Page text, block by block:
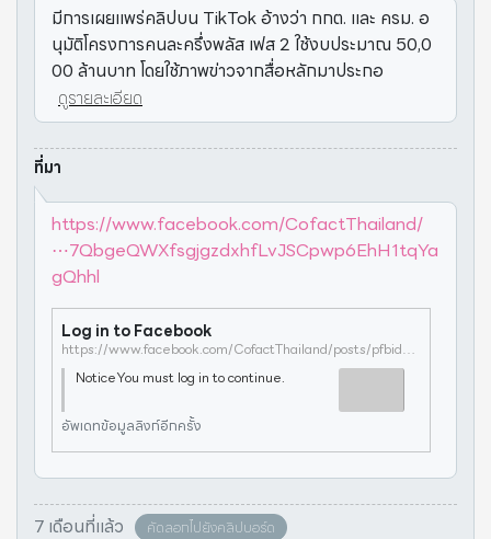
มีการเผยแพร่คลิปบน TikTok อ้างว่า กกต. และ ครม. อ
นุมัติโครงการคนละครึ่งพลัส เฟส 2 ใช้งบประมาณ 50,0
00 ล้านบาท โดยใช้ภาพข่าวจากสื่อหลักมาประกอ
ดูรายละเอียด
ที่มา
https://www.facebook.com/CofactThailand/
⋯7QbgeQWXfsgjgzdxhfLvJSCpwp6EhH1tqYa
gQhhl
Log in to Facebook
https://www.facebook.com/CofactThailand/posts/pfbid02mNuXZupdZcbxoZfwJTNYFT5ao7QbgeQWXfsgjgzdxhfLvJSCpwp6EhH1tqYagQhhl
NoticeYou must log in to continue.
อัพเดทข้อมูลลิงก์อีกครั้ง
7 เดือนที่แล้ว คัดลอกไปยังคลิปบอร์ด